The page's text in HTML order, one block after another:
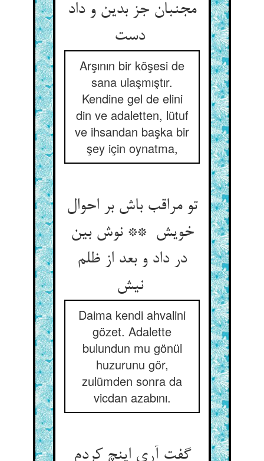
مجنبان جز بدین و داد
دست
Arşının bir köşesi de
sana ulaşmıştır.
Kendine gel de elini
din ve adaletten, lütuf
ve ihsandan başka bir
şey için oynatma,
تو مراقب باش بر احوال
خویش ** نوش بین
در داد و بعد از ظلم
نیش
Daima kendi ahvalini
gözet. Adalette
bulundun mu gönül
huzurunu gör,
zulümden sonra da
vicdan azabını.
گفت آری اینچ کردم